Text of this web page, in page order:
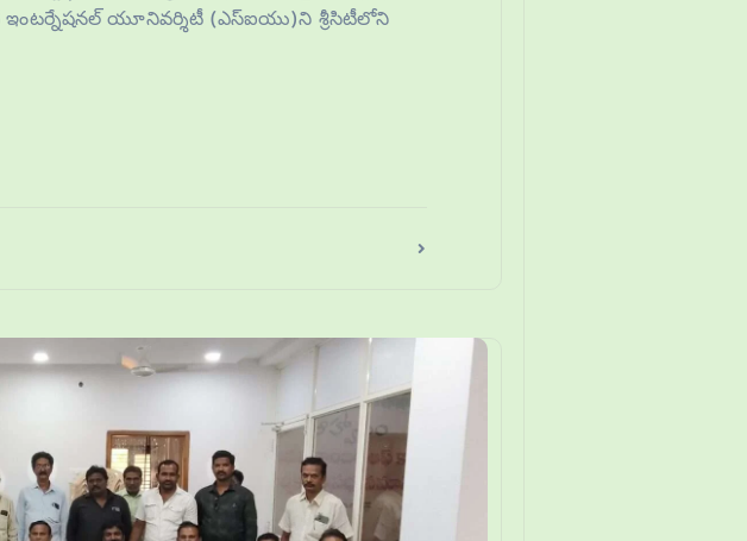
ఇంటర్నేషనల్ యూనివర్శిటీ (ఎస్ఐయు)ని శ్రీసిటీలోని